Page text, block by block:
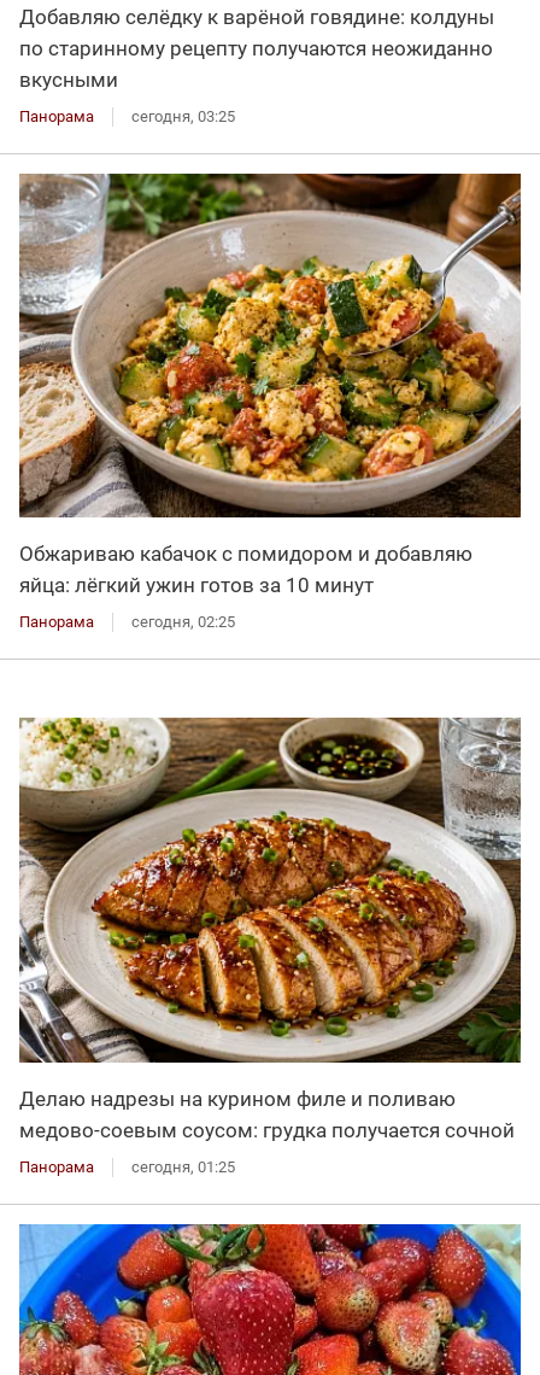
Добавляю селёдку к варёной говядине: колдуны
по старинному рецепту получаются неожиданно
вкусными
Панорама сегодня, 03:25
Обжариваю кабачок с помидором и добавляю
яйца: лёгкий ужин готов за 10 минут
Панорама сегодня, 02:25
Делаю надрезы на курином филе и поливаю
медово-соевым соусом: грудка получается сочной
Панорама сегодня, 01:25